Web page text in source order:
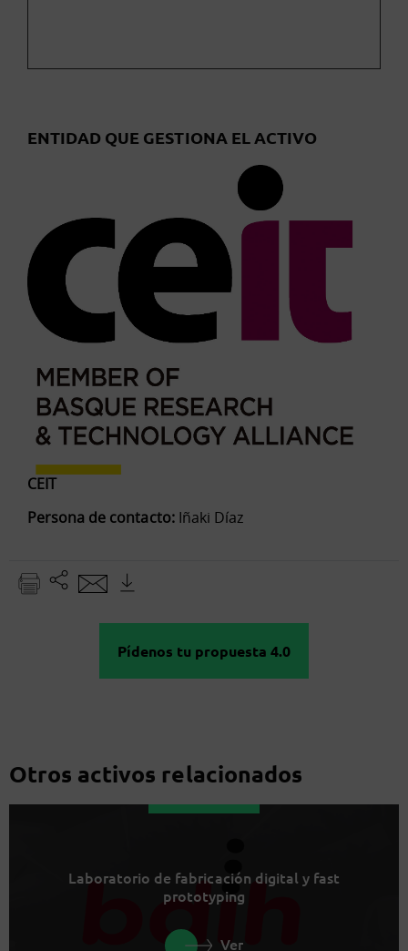
ENTIDAD QUE GESTIONA EL ACTIVO
CEIT
Persona de contacto:Iñaki Díaz
Pídenos tu propuesta 4.0
Otros activos relacionados
Laboratorio de fabricación digital y fast
prototyping
Ver